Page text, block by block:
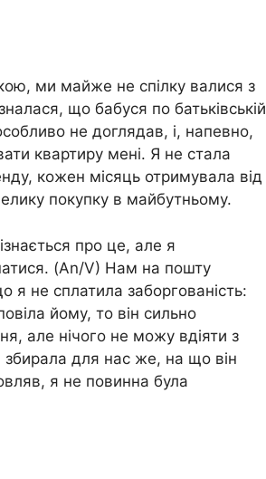
ми майже не спілку валися з
що бабуся по батьківській
не доглядав, і, напевно,
квартиру мені. Я не стала
кожен місяць отримувала від
покупку в майбутньому.
про це, але я
(An/V) Нам на пошту
я не сплатила заборгованість:
йому, то він сильно
але нічого не можу вдіяти з
для нас же, на що він
я не повинна була